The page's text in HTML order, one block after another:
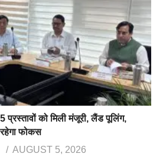
प्रस्तावों को मिली मंजूरी, लैंड पूलिंग,
रहेगा फोकस
AUGUST 5, 2026